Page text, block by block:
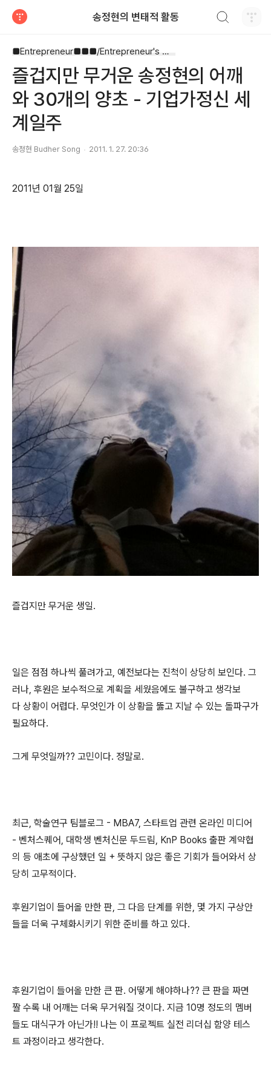
송정현의 변태적 활동
■Entrepreneur■■■/Entrepreneur's Way
즐겁지만 무거운 송정현의 어깨
와 30개의 양초 - 기업가정신 세
계일주
송정현 Budher Song 2011. 1. 27. 20:36
2011년 01월 25일
즐겁지만 무거운 생일.
일은 점점 하나씩 풀려가고, 예전보다는 진척이 상당히 보인다. 그
러나, 후원은 보수적으로 계획을 세웠음에도 불구하고 생각보
다 상황이 어렵다. 무엇인가 이 상황을 뚫고 지날 수 있는 돌파구가
필요하다.
그게 무엇일까?? 고민이다. 정말로.
최근, 학술연구 팀블로그 - MBA7, 스타트업 관련 온라인 미디어
- 벤처스퀘어, 대학생 벤처신문 두드림, KnP Books 출판 계약협
의 등 애초에 구상했던 일 + 뜻하지 않은 좋은 기회가 들어와서 상
당히 고무적이다.
후원기업이 들어올 만한 판, 그 다음 단계를 위한, 몇 가지 구상안
들을 더욱 구체화시키기 위한 준비를 하고 있다.
후원기업이 들어올 만한 큰 판. 어떻게 해야하나?? 큰 판을 짜면
짤 수록 내 어깨는 더욱 무거워질 것이다. 지금 10명 정도의 멤버
들도 대식구가 아닌가!! 나는 이 프로젝트 실전 리더십 함양 테스
트 과정이라고 생각한다.